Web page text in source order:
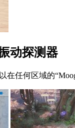
动探测器
任何区域的